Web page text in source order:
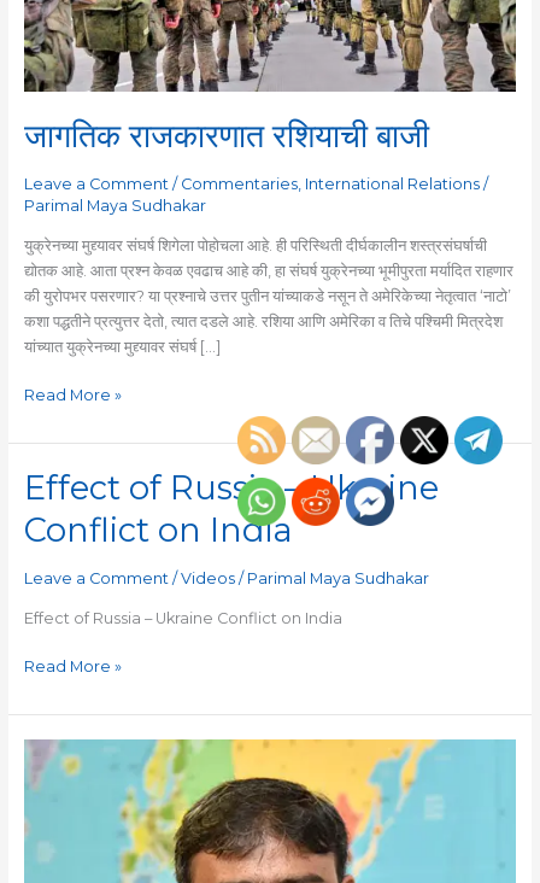
जागतिक राजकारणात रशियाची बाजी
Leave a Comment / Commentaries, International Relations/
Parimal Maya Sudhakar
युक्रेनच्या मुद्द्यावर संघर्ष शिगेला पोहोचला आहे. ही परिस्थिती दीर्घकालीन शस्त्रसंघर्षाची
द्योतक आहे. आता प्रश्न केवळ एवढाच आहे की, हा संघर्ष युक्रेनच्या भूमीपुरता मर्यादित राहणार
की युरोपभर पसरणार? या प्रश्नाचे उत्तर पुतीन यांच्याकडे नसून ते अमेरिकेच्या नेतृत्वात ‘नाटो’
कशा पद्धतीने प्रत्युत्तर देतो, त्यात दडले आहे. रशिया आणि अमेरिका व तिचे पश्चिमी मित्रदेश
यांच्यात युक्रेनच्या मुद्द्यावर संघर्ष […]
Read More »
Effect of Russia – Ukraine
Conflict on India
Leave a Comment / Videos/ Parimal Maya Sudhakar
Effect of Russia – Ukraine Conflict on India
Effect
of
Russia
Ukraine
Read More »
QUORA
माया